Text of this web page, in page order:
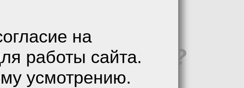
памяти?
на
работы сайта.
усмотрению.